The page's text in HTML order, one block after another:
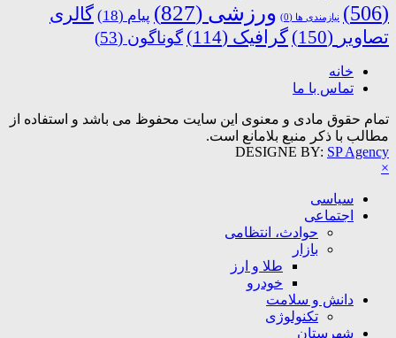
(506)
نیازمندی ها (0) ورزشی (827) پیام (18)
گالری
تصاویر (150) گرافیک (114) گوناگون (53)
خانه
تماس با ما
تمام حقوق مادی و معنوی این سایت محفوظ می باشد و استفاده از
مطالب با ذکر منبع بلامانع است.
DESIGNE BY: SP Agency
×
سیاسی
اجتماعی
حوادث، انتظامی
بازار
طلا و ارز
خودرو
دانش و سلامت
تکنولوژی
شهرستان